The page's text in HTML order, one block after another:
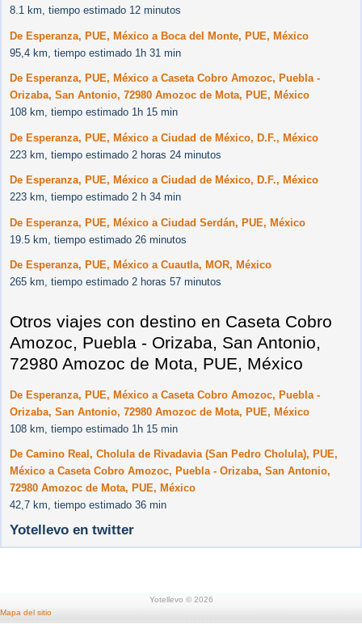
8.1 km, tiempo estimado 12 minutos
De Esperanza, PUE, México a Boca del Monte, PUE, México
95,4 km, tiempo estimado 1h 31 min
De Esperanza, PUE, México a Caseta Cobro Amozoc, Puebla -
Orizaba, San Antonio, 72980 Amozoc de Mota, PUE, México
108 km, tiempo estimado 1h 15 min
De Esperanza, PUE, México a Ciudad de México, D.F., México
223 km, tiempo estimado 2 horas 24 minutos
De Esperanza, PUE, México a Ciudad de México, D.F., México
223 km, tiempo estimado 2 h 34 min
De Esperanza, PUE, México a Ciudad Serdán, PUE, México
19.5 km, tiempo estimado 26 minutos
De Esperanza, PUE, México a Cuautla, MOR, México
265 km, tiempo estimado 2 horas 57 minutos
Otros viajes con destino en Caseta Cobro
Amozoc, Puebla - Orizaba, San Antonio,
72980 Amozoc de Mota, PUE, México
De Esperanza, PUE, México a Caseta Cobro Amozoc, Puebla -
Orizaba, San Antonio, 72980 Amozoc de Mota, PUE, México
108 km, tiempo estimado 1h 15 min
De Camino Real, Cholula de Rivadavia (San Pedro Cholula), PUE,
México a Caseta Cobro Amozoc, Puebla - Orizaba, San Antonio,
72980 Amozoc de Mota, PUE, México
42,7 km, tiempo estimado 36 min
Yotellevo en twitter
Yotellevo © 2026
Mapa del sitio